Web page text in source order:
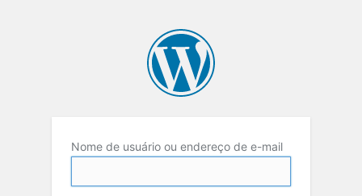
Nome de usuário ou endereço de e-mail